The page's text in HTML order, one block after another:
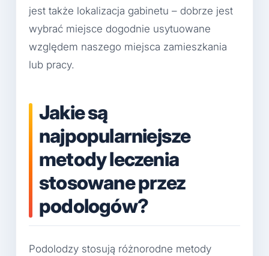
jest także lokalizacja gabinetu – dobrze jest
wybrać miejsce dogodnie usytuowane
względem naszego miejsca zamieszkania
lub pracy.
Jakie są
najpopularniejsze
metody leczenia
stosowane przez
podologów?
Podolodzy stosują różnorodne metody